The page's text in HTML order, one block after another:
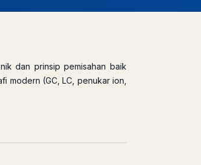
dan prinsip pemisahan baik
modern (GC, LC, penukar ion,